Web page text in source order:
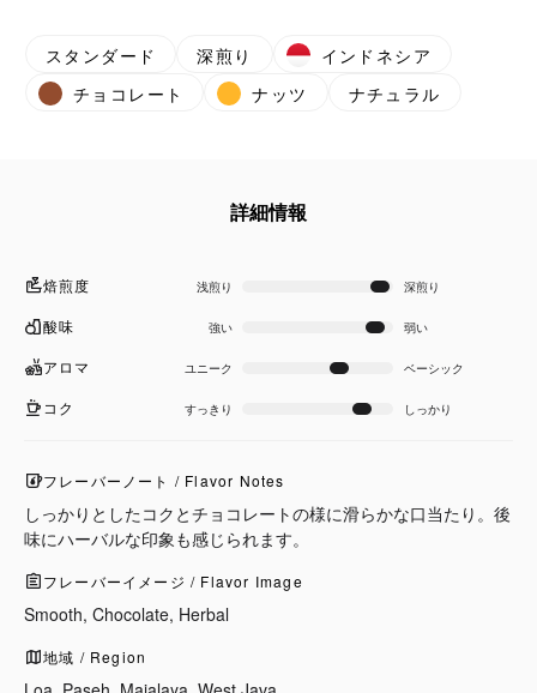
スタンダード 深煎り
インドネシア
チョコレート
ナッツ ナチュラル
詳細情報
焙煎度 浅煎り 深煎り
酸味 強い 弱い
アロマ ユニーク ベーシック
コク すっきり しっかり
フレーバーノート / Flavor Notes
しっかりとしたコクとチョコレートの様に滑らかな口当たり。後
味にハーバルな印象も感じられます。
フレーバーイメージ / Flavor Image
Smooth, Chocolate, Herbal
地域 / Region